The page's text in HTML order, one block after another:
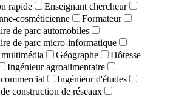
rapide
Enseignant chercheur
cosméticienne
Formateur
de parc automobiles
de parc micro-informatique
Géographe
Hôtesse
Ingénieur agroalimentaire
Ingénieur d'études
construction de réseaux